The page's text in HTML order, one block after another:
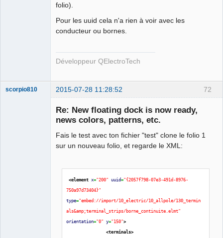
folio).
Pour les uuid cela n'a rien à voir avec les
conducteur ou bornes.
Développeur QElectroTech
72
scorpio810 2015-07-28 11:28:52
Re: New floating dock is now ready,
news colors, patterns, etc.
Fais le test avec ton fichier "test" clone le folio 1
sur un nouveau folio, et regarde le XML:
<element x="200" uuid="{2057f798-07e3-491d-8976-
750a97d73404}"
type="embed://import/10_electric/10_allpole/130_termin
als&amp;terminal_strips/borne_continuite.elmt"
orientation="0" y="150">
<terminals>